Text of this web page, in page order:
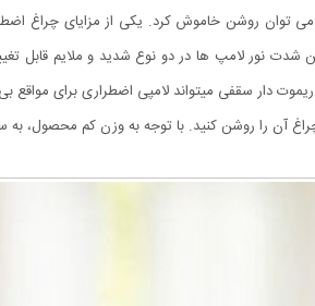
همچنین شدت نور لامپ ها در دو نوع شدید و ملایم
دار سقفی میتواند لامپی اضطراری برای مواقع
آن را روشن کنید. با توجه به وزن کم محصول،